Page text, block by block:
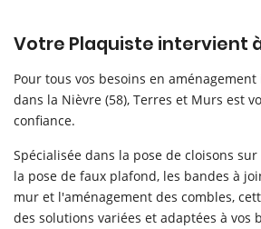
Actualités
Contact
Votre Plaquiste intervient
Pour tous vos besoins en
dans la Nièvre (58), Terres et Murs est
confiance.
Spécialisée dans la pose de cloisons
la pose de faux plafond, les bandes à
mur et l'aménagement des combles,
des solutions variées et adaptées à vos